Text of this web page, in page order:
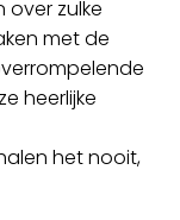
zulke
met de
heerlijke
het nooit,